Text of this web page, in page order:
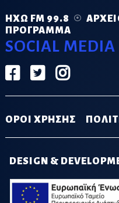
ΗΧΏ FM 99.8
ΠΡΌΓΡΑΜΜΑ
SOCIAL MEDIA
ΟΡΟΙ ΧΡΗΣΗΣ
DESIGN &